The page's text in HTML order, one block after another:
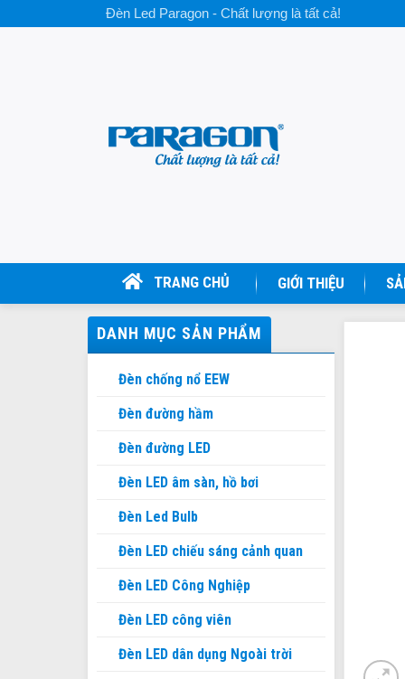
Đèn Led Paragon - Chất lượng là tất cả!
TRANG CHỦ GIỚI THIỆU
DANH MỤC SẢN PHẨM
Đèn chống nổ EEW
Đèn đường hầm
Đèn đường LED
Đèn LED âm sàn, hồ bơi
Đèn Led Bulb
Đèn LED chiếu sáng cảnh quan
Đèn LED Công Nghiệp
Đèn LED công viên
Đèn LED dân dụng Ngoài trời